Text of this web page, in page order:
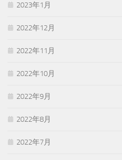
2023年1月
2022年12月
2022年11月
2022年10月
2022年9月
2022年8月
2022年7月